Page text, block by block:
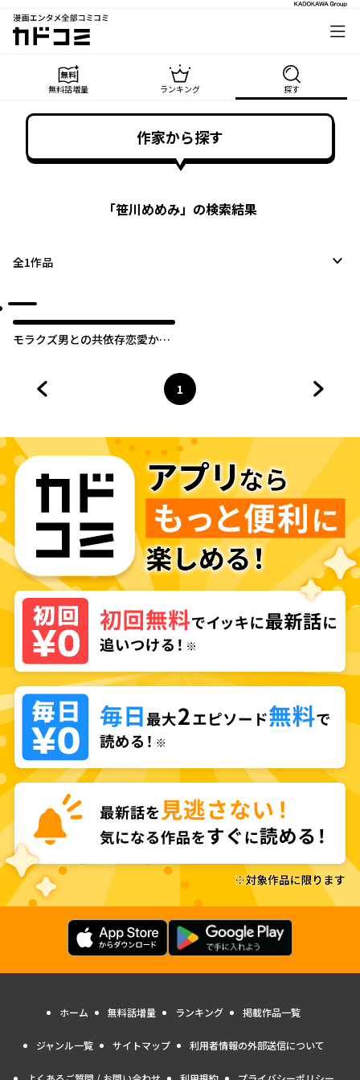
漫画エンタメ全部コミコミ
カドコミ
無料話増量 ランキング 探す
作家から探す
「笹川めめみ」の検索結果
全1作品
モラクズ男との共依存恋愛から
ページ
1
へ
ホーム 無料話増量 ランキング 掲載作品一覧
ジャンル一覧 サイトマップ 利用者情報の外部送信について